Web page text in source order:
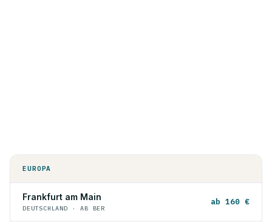
EUROPA
Frankfurt am Main
DEUTSCHLAND · AB BER
ab 160 €